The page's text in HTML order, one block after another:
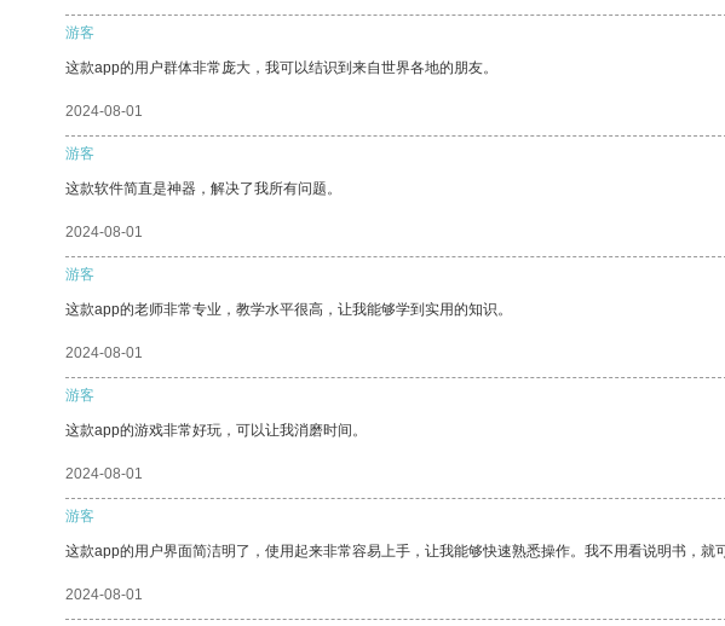
游客
这款app的用户群体非常庞大，我可以结识到来自世界各地的朋友。
2024-08-01
游客
这款软件简直是神器，解决了我所有问题。
2024-08-01
游客
这款app的老师非常专业，教学水平很高，让我能够学到实用的知识。
2024-08-01
游客
这款app的游戏非常好玩，可以让我消磨时间。
2024-08-01
游客
这款app的用户界面简洁明了，使用起来非常容易上手，让我能够快速熟悉操作。我不用看说明书，就
2024-08-01